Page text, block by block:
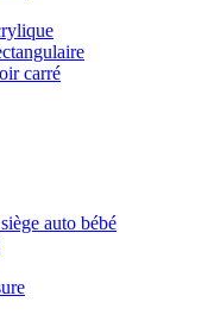
carré
auto bébé